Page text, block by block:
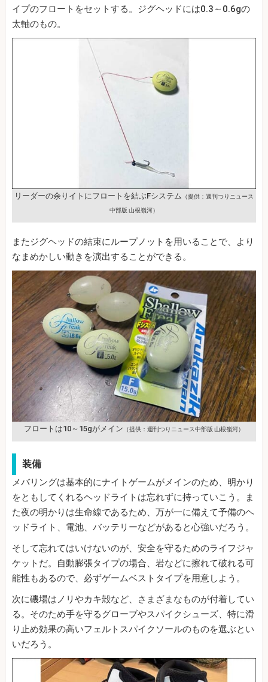
イプのフロートをセットする。ジグヘッドには0.3～0.6gの
太軸のもの。
リーダーの余りイトにフロートを結ぶFシステム （提供：週刊つりニュース
中部版 山根嶺河）
またジグヘッドの結束にループノットを用いることで、より
なまめかしい動きを演出することができる。
フロートは10～15gがメイン （提供：週刊つりニュース中部版 山根嶺河）
装備
メバリングは基本的にナイトゲームがメインのため、明かり
をともしてくれるヘッドライトは忘れずに持っていこう。ま
た夜の明かりは生命線であるため、万が一に備えて予備のヘ
ッドライト、電池、バッテリーなどがあると心強いだろう。
そして忘れてはいけないのが、安全を守るためのライフジャ
ケットだ。自動膨張タイプの場合、岩などに擦れて破れる可
能性もあるので、必ずゲームベストタイプを用意しよう。
次に磯場はノリやカキ殻など、さまざまなものが付着してい
る。そのため手を守るグローブやスパイクシューズ、特に滑
り止め効果の高いフェルトスパイクソールのものを選ぶとい
いだろう。